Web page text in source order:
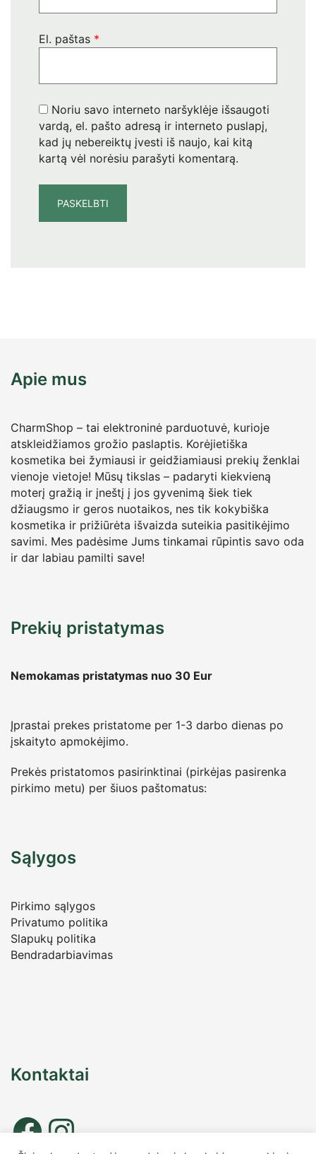
El. paštas *
Noriu savo interneto naršyklėje išsaugoti
vardą, el. pašto adresą ir interneto puslapį,
kad jų nebereiktų įvesti iš naujo, kai kitą
kartą vėl norėsiu parašyti komentarą.
Apie mus
CharmShop – tai elektroninė parduotuvė, kurioje
atskleidžiamos grožio paslaptis. Korėjietiška
kosmetika bei žymiausi ir geidžiamiausi prekių ženklai
vienoje vietoje! Mūsų tikslas – padaryti kiekvieną
moterį gražią ir įneštį į jos gyvenimą šiek tiek
džiaugsmo ir geros nuotaikos, nes tik kokybiška
kosmetika ir prižiūrėta išvaizda suteikia pasitikėjimo
savimi. Mes padėsime Jums tinkamai rūpintis savo oda
ir dar labiau pamilti save!
Prekių pristatymas
Nemokamas pristatymas nuo 30 Eur
Įprastai prekes pristatome per 1-3 darbo dienas po
įskaityto apmokėjimo.
Prekės pristatomos pasirinktinai (pirkėjas pasirenka
pirkimo metu) per šiuos paštomatus:
Sąlygos
Pirkimo sąlygos
Privatumo politika
Slapukų politika
Bendradarbiavimas
Kontaktai